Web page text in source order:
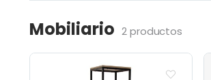
Mobiliario 2 productos